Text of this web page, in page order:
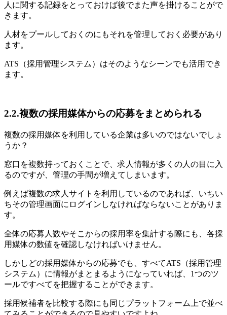
人に関する記録をとっておけば後でまた声を掛けることがで
きます。
人材をプールしておくのにもそれを管理しておく必要があり
ます。
ATS（採用管理システム）はそのようなシーンでも活用でき
ます。
2.2.複数の採用媒体からの応募をまとめられる
複数の採用媒体を利用している企業は多いのではないでしょ
うか？
窓口を複数持っておくことで、求人情報が多くの人の目に入
るのですが、管理の手間が増えてしまいます。
例えば複数の求人サイトを利用しているのであれば、いちい
ちその管理画面にログインしなければならないことがありま
す。
全体の応募人数やそこからの採用率を集計する際にも、各採
用媒体の数値を確認しなければいけません。
しかしどの採用媒体からの応募でも、すべてATS（採用管理
システム）に情報がまとまるようになっていれば、1つのツ
ールですべてを把握することができます。
採用候補者を比較する際にも同じプラットフォーム上で並べ